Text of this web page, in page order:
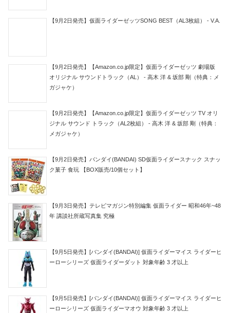
【9月2日発売】仮面ライダーゼッツSONG BEST（AL3枚組） - V.A.
【9月2日発売】【Amazon.co.jp限定】仮面ライダーゼッツ 劇場版
オリジナル サウンドトラック（AL） - 高木 洋 & 坂部 剛（特典：メ
ガジャケ）
【9月2日発売】【Amazon.co.jp限定】仮面ライダーゼッツ TV オリ
ジナル サウンド トラック（AL2枚組） - 高木 洋 & 坂部 剛（特典：
メガジャケ）
【9月2日発売】バンダイ(BANDAI) SD仮面ライダースナック スナッ
ク菓子 食玩 【BOX販売/10個セット】
【9月3日発売】テレビマガジン特別編集 仮面ライダー 昭和46年~48
年 講談社所蔵写真集 究極
【9月5日発売】[バンダイ(BANDAI)] 仮面ライダーマイス ライダーヒ
ーローシリーズ 仮面ライダーダット 対象年齢 3 才以上
【9月5日発売】[バンダイ(BANDAI)] 仮面ライダーマイス ライダーヒ
ーローシリーズ 仮面ライダーマオウ 対象年齢 3 才以上